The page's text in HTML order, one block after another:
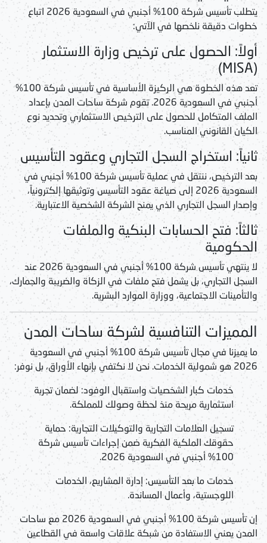
يتطلبتأسيس شركة 100% أجنبي في السعودية 2026
اتباع
خطوات دقيقة نلخصها في الآتي:
أولاً: الحصول على ترخيص وزارة الاستثمار
(MISA)
تعد هذه الخطوة هي الركيزة الأساسية في
تأسيس شركة 100%
أجنبي في السعودية 2026
. تقوم شركة ساحات المدن بإعداد
الملف المتكامل للحصول على الترخيص الاستثماري وتحديد نوع
الكيان القانوني المناسب.
ثانياً: استخراج السجل التجاري وعقود التأسيس
بعد الترخيص، ننتقل في عملية
تأسيس شركة 100% أجنبي في
السعودية 2026
إلى صياغة عقود التأسيس وتوثيقها إلكترونياً،
وإصدار السجل التجاري الذي يمنح الشركة الشخصية الاعتبارية.
ثالثاً: فتح الحسابات البنكية والملفات
الحكومية
لا ينتهيتأسيس شركة 100% أجنبي في السعودية 2026
عند
السجل التجاري، بل يشمل فتح ملفات في الزكاة والضريبة والجمارك،
والتأمينات الاجتماعية، ووزارة الموارد البشرية.
المميزات التنافسية لشركة ساحات المدن
ما يميزنا في مجال
تأسيس شركة 100% أجنبي في السعودية
2026 هو شمولية الخدمات. نحن لا نكتفي بإنهاء الأوراق، بل نوفر:
خدمات كبار الشخصيات واستقبال الوفود:لضمان تجربة
استثمارية مريحة منذ لحظة وصولك للمملكة.
تسجيل العلامات التجارية والتوكيلات التجارية: حماية
حقوقك الملكية الفكرية ضمن إجراءاتتأسيس شركة
100% أجنبي في السعودية 2026
خدمات ما بعد التأسيس: إدارة المشاريع، الخدمات
اللوجستية، وأعمال المساندة.
إنتأسيس شركة 100% أجنبي في السعودية 2026
مع ساحات
المدن يعني الاستفادة من شبكة علاقات واسعة في القطاعين